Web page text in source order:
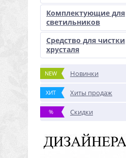
Комплектующие для
светильников
Средство для чистки
хрусталя
NEW Новинки
ХИТ Хиты продаж
% Скидки